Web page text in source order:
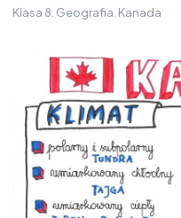
Klasa 8. Geografia. Kanada